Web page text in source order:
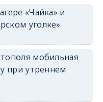
«Чайка» и
уголке»
мобильная
при утреннем